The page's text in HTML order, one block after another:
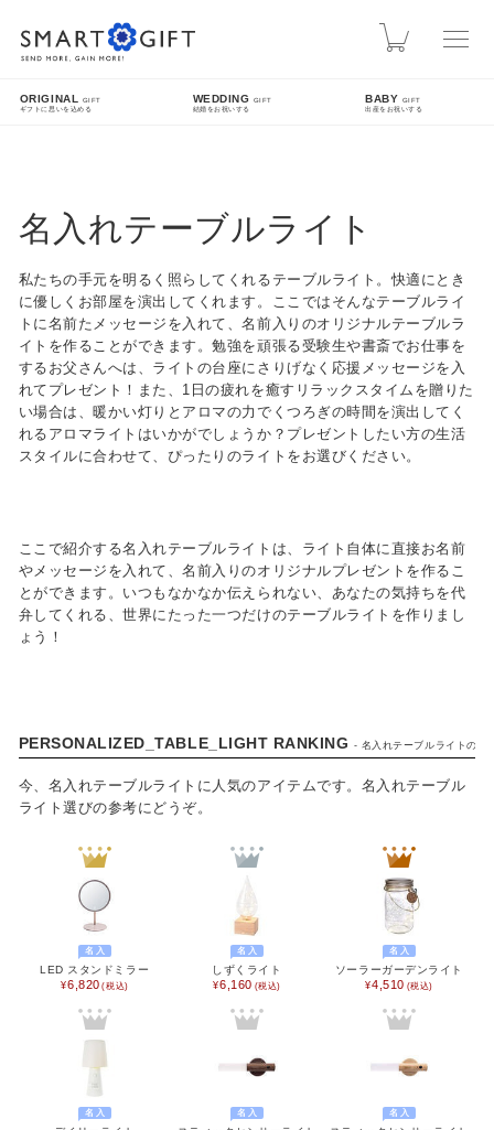
カート
ORIGINAL
GIFT
ギフトに思いを込める
WEDDING GIFT
結婚をお祝いする
BABY GIFT
出産をお祝いする
熊本地震による配送遅延について
先日発生した熊本地震により被災された皆様に、心よりお見舞い申し上げます。現在、地震
合がございますので、配送状況は各配送業者のホームページをご確認ください。
SEARCH
詳細検索
FEATURE
カタログギフト
食品 / 飲料
キッチン用品
バス用品
インテリア用品
ベビー / キッズ用品
ファッション雑貨
名入れテーブルライト
私たちの手元を明るく照らしてくれるテーブルライト。快適にとき
に優しくお部屋を演出してくれます。ここではそんなテーブルライ
トに名前たメッセージを入れて、名前入りのオリジナルテーブルラ
イトを作ることができます。勉強を頑張る受験生や書斎でお仕事を
するお父さんへは、ライトの台座にさりげなく応援メッセージを入
れてプレゼント！また、1日の疲れを癒すリラックスタイムを贈りた
い場合は、暖かい灯りとアロマの力でくつろぎの時間を演出してく
れるアロマライトはいかがでしょうか？プレゼントしたい方の生活
スタイルに合わせて、ぴったりのライトをお選びください。
ここで紹介する名入れテーブルライトは、ライト自体に直接お名前
やメッセージを入れて、名前入りのオリジナルプレゼントを作るこ
とができます。いつもなかなか伝えられない、あなたの気持ちを代
弁してくれる、世界にたった一つだけのテーブルライトを作りまし
ょう！
PERSONALIZED_TABLE_LIGHT RANKING - 名入れテーブルライトの人
今、名入れテーブルライトに人気のアイテムです。名入れテーブル
ライト選びの参考にどうぞ。
名入
LED スタンドミラー
6,820
名入
しずくライト
6,160
名入
ソーラーガーデンライト
4,510
名入 名入 名入